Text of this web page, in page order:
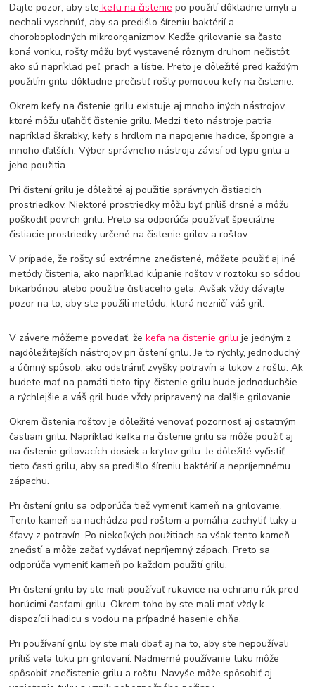
Dajte pozor, aby ste kefu na čistenie po použití dôkladne umyli a
nechali vyschnúť, aby sa predišlo šíreniu baktérií a
choroboplodných mikroorganizmov. Keďže grilovanie sa často
koná vonku, rošty môžu byť vystavené rôznym druhom nečistôt,
ako sú napríklad peľ, prach a lístie. Preto je dôležité pred každým
použitím grilu dôkladne prečistiť rošty pomocou kefy na čistenie.
Okrem kefy na čistenie grilu existuje aj mnoho iných nástrojov,
ktoré môžu uľahčiť čistenie grilu. Medzi tieto nástroje patria
napríklad škrabky, kefy s hrdlom na napojenie hadice, špongie a
mnoho ďalších. Výber správneho nástroja závisí od typu grilu a
jeho použitia.
Pri čistení grilu je dôležité aj použitie správnych čistiacich
prostriedkov. Niektoré prostriedky môžu byť príliš drsné a môžu
poškodiť povrch grilu. Preto sa odporúča používať špeciálne
čistiacie prostriedky určené na čistenie grilov a roštov.
V prípade, že rošty sú extrémne znečistené, môžete použiť aj iné
metódy čistenia, ako napríklad kúpanie roštov v roztoku so sódou
bikarbónou alebo použitie čistiaceho gela. Avšak vždy dávajte
pozor na to, aby ste použili metódu, ktorá nezničí váš gril.
V závere môžeme povedať, žekefa na čistenie grilu je jedným z
najdôležitejších nástrojov pri čistení grilu. Je to rýchly, jednoduchý
a účinný spôsob, ako odstrániť zvyšky potravín a tukov z roštu. Ak
budete mať na pamäti tieto tipy, čistenie grilu bude jednoduchšie
a rýchlejšie a váš gril bude vždy pripravený na ďalšie grilovanie.
Okrem čistenia roštov je dôležité venovať pozornosť aj ostatným
častiam grilu. Napríklad kefka na čistenie grilu sa môže použiť aj
na čistenie grilovacích dosiek a krytov grilu. Je dôležité vyčistiť
tieto časti grilu, aby sa predišlo šíreniu baktérií a nepríjemnému
zápachu.
Pri čistení grilu sa odporúča tiež vymeniť kameň na grilovanie.
Tento kameň sa nachádza pod roštom a pomáha zachytiť tuky a
šťavy z potravín. Po niekoľkých použitiach sa však tento kameň
znečistí a môže začať vydávať nepríjemný zápach. Preto sa
odporúča vymeniť kameň po každom použití grilu.
Pri čistení grilu by ste mali používať rukavice na ochranu rúk pred
horúcimi časťami grilu. Okrem toho by ste mali mať vždy k
dispozícii hadicu s vodou na prípadné hasenie ohňa.
Pri používaní grilu by ste mali dbať aj na to, aby ste nepoužívali
príliš veľa tuku pri grilovaní. Nadmerné používanie tuku môže
spôsobiť znečistenie grilu a roštu. Navyše môže spôsobiť aj